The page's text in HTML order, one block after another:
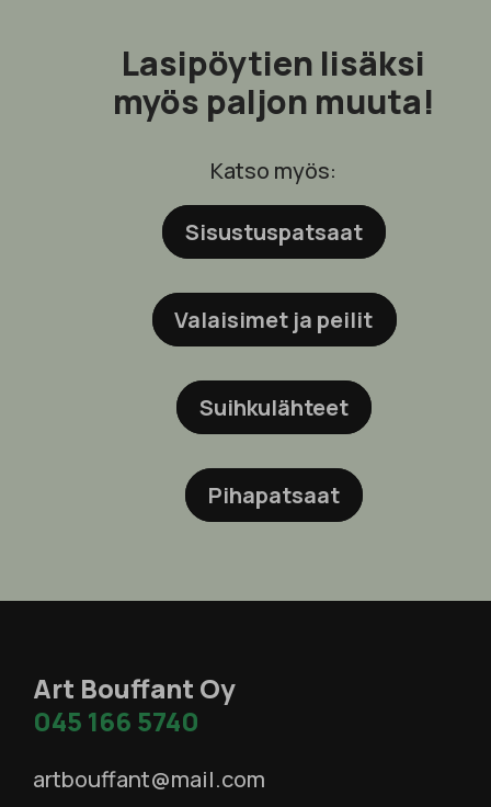
Lasipöytien lisäksi
myös paljon muuta!
Katso myös:
Sisustuspatsaat
Valaisimet ja peilit
Suihkulähteet
Pihapatsaat
Art Bouffant Oy
045 166 5740
artbouffant@mail.com